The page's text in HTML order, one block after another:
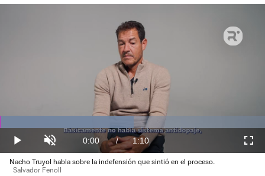
Play Unmute Current
Time
0:00 / Duration
1:10
:
50.50%
Nacho Truyol habla sobre la indefensión que sintió en el proceso.
Salvador Fenoll